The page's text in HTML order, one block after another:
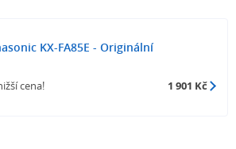
KX-FA85E - Originální
cena! 1 901 Kč